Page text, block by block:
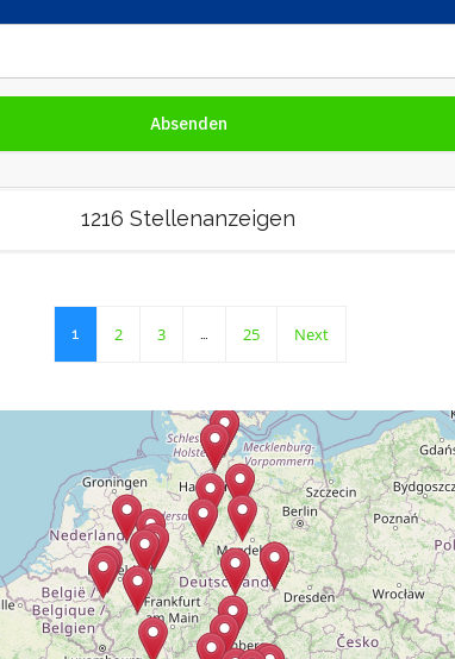
1216 Stellenanzeigen
1 2 3 25 Next